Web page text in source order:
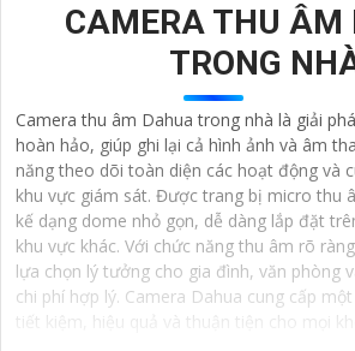
CAMERA THU ÂM
TRONG
Camera thu âm Dahua trong nhà là giải
hoàn hảo, giúp ghi lại cả hình ảnh và âm
năng theo dõi toàn diện các hoạt động và
khu vực giám sát. Được trang bị micro thu
kế dạng dome nhỏ gọn, dễ dàng lắp đặt
khu vực khác. Với chức năng thu âm rõ
lựa chọn lý tưởng cho gia đình, văn phòng
chi phí hợp lý. Camera Dahua cung cấp
tiết kiệm, hiệu quả và thuận tiện cho mọi